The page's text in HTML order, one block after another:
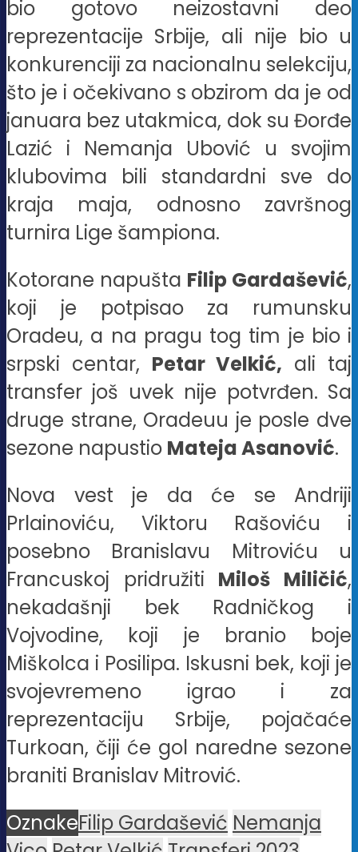
bio gotovo neizostavni deo
reprezentacije Srbije, ali nije bio u
konkurenciji za nacionalnu selekciju,
što je i očekivano s obzirom da je od
januara bez utakmica, dok su Đorđe
Lazić i Nemanja Ubović u svojim
klubovima bili standardni sve do
kraja maja, odnosno završnog
turnira Lige šampiona.
Kotorane napušta Filip Gardašević,
koji je potpisao za rumunsku
Oradeu, a na pragu tog tim je bio i
srpski centar, Petar Velkić, ali taj
transfer još uvek nije potvrđen. Sa
druge strane, Oradeuu je posle dve
sezone napustio Mateja Asanović.
Nova vest je da će se Andriji
Prlainoviću, Viktoru Rašoviću i
posebno Branislavu Mitroviću u
Francuskoj pridružiti Miloš Miličić,
nekadašnji bek Radničkog i
Vojvodine, koji je branio boje
Miškolca i Posilipa. Iskusni bek, koji je
svojevremeno igrao i za
reprezentaciju Srbije, pojačaće
Turkoan, čiji će gol naredne sezone
braniti Branislav Mitrović.
OznakeFilip Gardašević Nemanja